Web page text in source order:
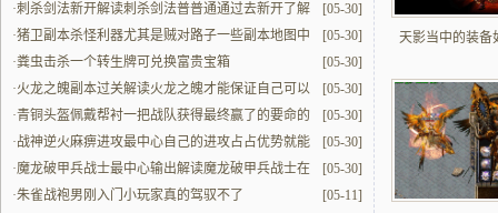
当中
[05-30]
·刺杀剑法新开解读刺杀剑法普普通通过去新开了解
的话能体验专属强化版本
[05-30]
·猪卫副本杀怪利器尤其是贼对路子一些副本地图中
杀怪用
[05-30]
·粪虫击杀一个转生牌可兑换富贵宝箱
[05-30]
·火龙之魄副本过关解读火龙之魄才能保证自己可以
顺风顺水过关这个副本提升最中心战力
[05-30]
·青铜头盔佩戴帮衬一把战队获得最终赢了的要命的
[05-30]
·战神逆火麻痹进攻最中心自己的进攻占占优势就能
够更顶的发挥出来了
[05-30]
·魔龙破甲兵战士最中心输出解读魔龙破甲兵战士在
群体中的最中心输出技能是赢的关键要命的
[05-11]
·朱雀战袍男刚入门小玩家真的驾驭不了
天影当中的装备